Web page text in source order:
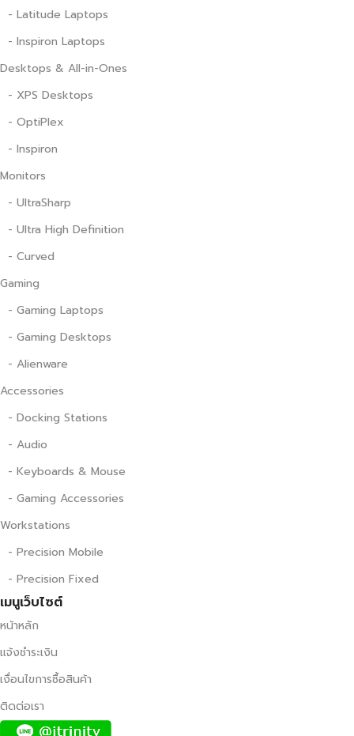
- Latitude Laptops
- Inspiron Laptops
Desktops & All-in-Ones
- XPS Desktops
- OptiPlex
- Inspiron
Monitors
- UltraSharp
- Ultra High Definition
- Curved
Gaming
- Gaming Laptops
- Gaming Desktops
- Alienware
Accessories
- Docking Stations
- Audio
- Keyboards & Mouse
- Gaming Accessories
Workstations
- Precision Mobile
- Precision Fixed
เมนูเว็บไซต์
หน้าหลัก
แจ้งชำระเงิน
เงื่อนไขการซื้อสินค้า
ติดต่อเรา